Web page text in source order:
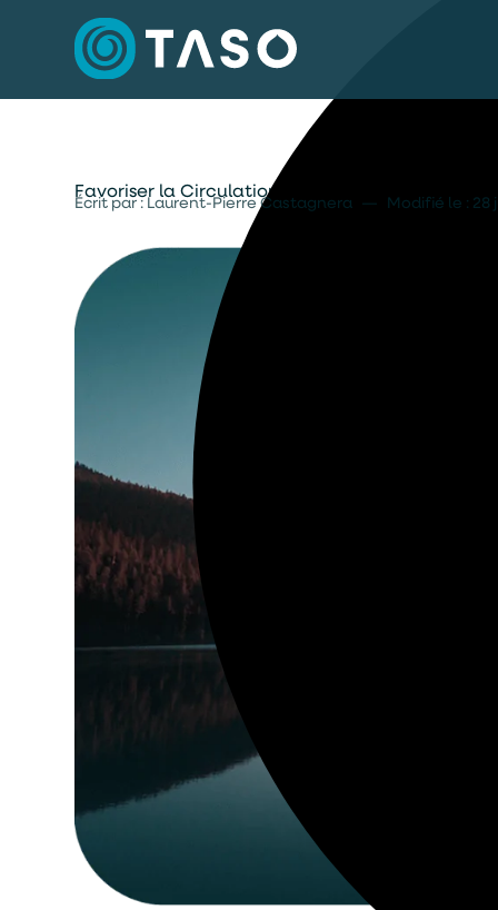
Favoriser la Circulation Naturelle de l’Eau :
Écrit par : Laurent-Pierre Castagnera — Modifié le : 28